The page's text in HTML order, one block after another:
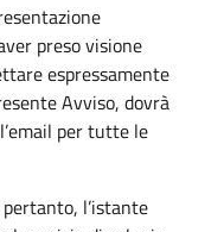
preso visione
espressamente
Avviso, dovrà
per tutte le
l’istante